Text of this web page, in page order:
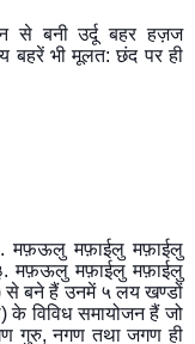
से बनी उर्दू बहर हज़ज
बहरें भी मूलत: छंद पर ही
मफ़ऊलु मफ़ाईलु मफ़ाईलु
मफ़ऊलु मफ़ाईलु मफ़ाईलु
बने हैं उनमें ५ लय खण्डों
विविध समायोजन हैं जो
गुरु, नगण तथा जगण ही